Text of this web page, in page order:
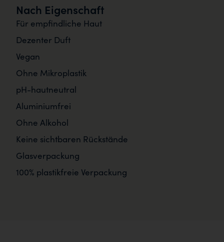
Nach Eigenschaft
Für empfindliche Haut
Dezenter Duft
Vegan
Ohne Mikroplastik
pH-hautneutral
Aluminiumfrei
Ohne Alkohol
Keine sichtbaren Rückstände
Glasverpackung
100% plastikfreie Verpackung